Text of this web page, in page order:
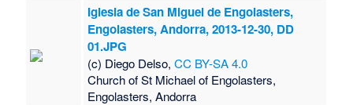
Iglesia de San Miguel de Engolasters,
Engolasters, Andorra, 2013-12-30, DD
01.JPG
(c) Diego Delso,CC BY-SA 4.0
Church of St Michael of Engolasters,
Engolasters, Andorra